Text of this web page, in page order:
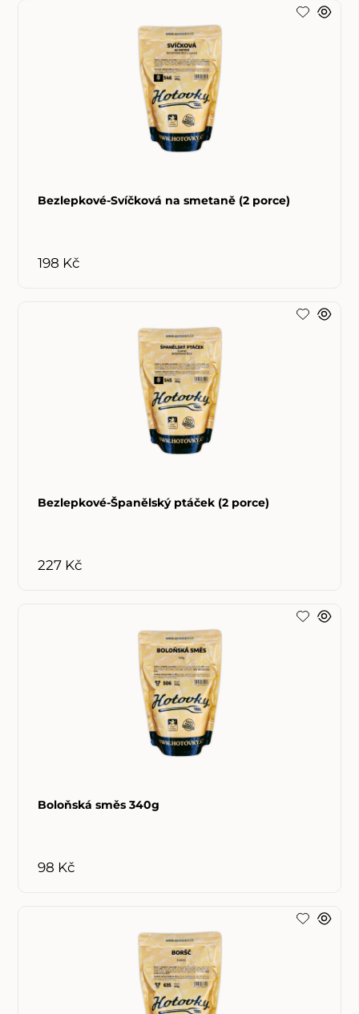
Bezlepkové-Svíčková na smetaně (2 porce)
198 Kč
Bezlepkové-Španělský ptáček (2 porce)
227 Kč
Boloňská směs 340g
98 Kč